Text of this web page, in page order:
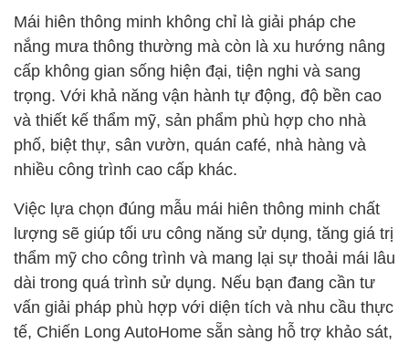
Mái hiên thông minh không chỉ là giải pháp che
nắng mưa thông thường mà còn là xu hướng nâng
cấp không gian sống hiện đại, tiện nghi và sang
trọng. Với khả năng vận hành tự động, độ bền cao
và thiết kế thẩm mỹ, sản phẩm phù hợp cho nhà
phố, biệt thự, sân vườn, quán café, nhà hàng và
nhiều công trình cao cấp khác.
Việc lựa chọn đúng mẫu mái hiên thông minh chất
lượng sẽ giúp tối ưu công năng sử dụng, tăng giá trị
thẩm mỹ cho công trình và mang lại sự thoải mái lâu
dài trong quá trình sử dụng. Nếu bạn đang cần tư
vấn giải pháp phù hợp với diện tích và nhu cầu thực
tế, Chiến Long AutoHome sẵn sàng hỗ trợ khảo sát,